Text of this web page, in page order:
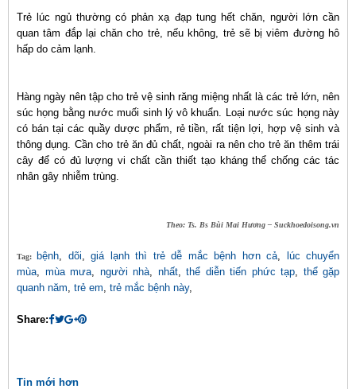
Trẻ lúc ngủ thường có phản xạ đạp tung hết chăn, người lớn cần
quan tâm đắp lại chăn cho trẻ, nếu không, trẻ sẽ bị viêm đường hô
hấp do cảm lạnh.
Hàng ngày nên tập cho trẻ vệ sinh răng miệng nhất là các trẻ lớn, nên
súc họng bằng nước muối sinh lý vô khuẩn. Loại nước súc họng này
có bán tại các quầy dược phẩm, rẻ tiền, rất tiện lợi, hợp vệ sinh và
thông dụng. Cần cho trẻ ăn đủ chất, ngoài ra nên cho trẻ ăn thêm trái
cây để có đủ lượng vi chất cần thiết tạo kháng thể chống các tác
nhân gây nhiễm trùng.
Theo: Ts. Bs Bùi Mai Hương – Suckhoedoisong.vn
Tag: bệnh, dõi,giá lạnh thì trẻ dễ mắc bệnh hơn cả,
lúc chuyển
mùa, mùa mưa, người nhà, nhất, thể diễn tiến phức tạp, thể gặp
quanh năm, trẻ em, trẻ mắc bệnh này,
Share:
Tin mới hơn